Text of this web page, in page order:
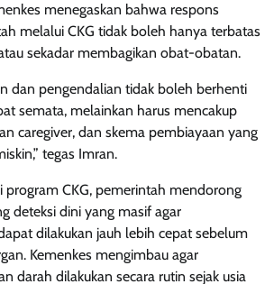
menegaskan bahwa respons
melalui CKG tidak boleh hanya terbatas
sekadar membagikan obat-obatan.
dan pengendalian tidak boleh berhenti
semata, melainkan harus mencakup
caregiver, dan skema pembiayaan yang
tegas Imran.
program CKG, pemerintah mendorong
deteksi dini yang masif agar
dilakukan jauh lebih cepat sebelum
Kemenkes mengimbau agar
darah dilakukan secara rutin sejak usia